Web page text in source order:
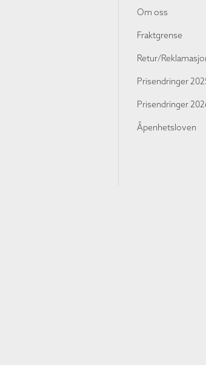
Om oss
Fraktgrense
Retur/
Prisendringer
Prisendringer
Åpenhetsloven